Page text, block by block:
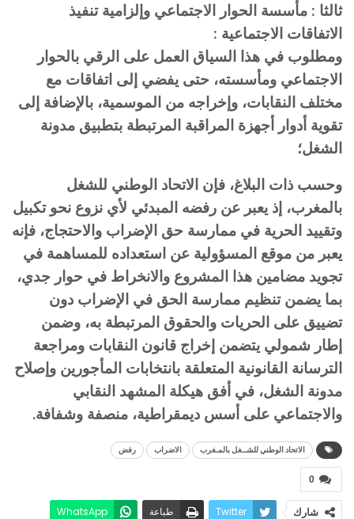
ثالثا : مأسسة الحوار الاجتماعي وإلزامية تنفيذ
الاتفاقات الاجتماعية :
ومطلوب في هذا السياق العمل على الرقي بالحوار
الاجتماعي ومأسسته، حتى يفضي إلى اتفاقات مع
مختلف النقابات، وإخراجه من الموسمية، بالإضافة إلى
تقوية أدوار أجهزة المراقبة المرتبطة بتطبيق مدونة
الشغل؛
وحسب ذات البلاغ، فإن الاتحاد الوطني للشغل
بالمغرب، إذ يعبر عن رفضه المبدئي لأي نزوع نحو تكبيل
وتقييد الحرية في ممارسة حق الإضراب والاحتجاج، فإنه
يعبر من موقع المسؤولية عن استعداده للمساهمة في
تجويد مضامين هذا المشروع والانخراط في حوار جدي،
بما يضمن تنظيم ممارسة الحق في الإضراب دون
تضييق على الحريات والحقوق المرتبطة به، وضمن
إطار شمولي يتضمن إخراج قانون النقابات ومراجعة
الترسانة القانونية المتعلقة بانتخابات المأجورين وإصلاح
مدونة الشغل، في أفق هيكلة المشهد النقابي
والاجتماعي على أسس ديمقراطية، منصفة وشفافة.
الاتحاد الوطني للشــغل بالمـغرب الاضراب رفض
0
شارك Twitter طباعة
WhatsApp